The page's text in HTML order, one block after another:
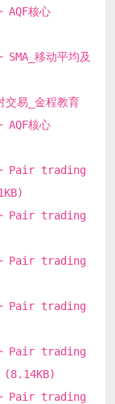
核心
动平均及
金程教育
核心
trading
trading
trading
trading
trading
(8.14KB)
trading